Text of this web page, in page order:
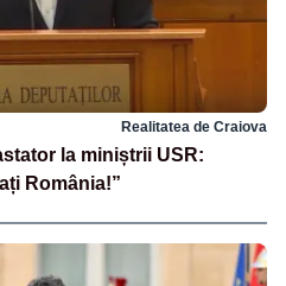
Realitatea de Craiova
la miniștrii USR:
România!”